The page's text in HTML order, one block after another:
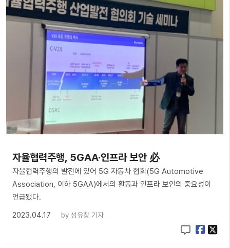
자율협력주행, 5GAA·인프라 보안 必
자율협력주행의 발전에 있어 5G 자동차 협회(5G Automotive
Association, 이하 5GAA)에서의 활동과 인프라 보안의 중요성이
언급됐다.
2023.04.17
by 성유창 기자